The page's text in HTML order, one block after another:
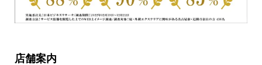
店舗案内